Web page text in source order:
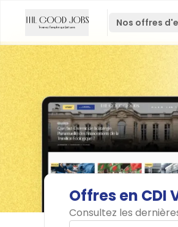
Nos offres
Offres en CDI
Consultez les
Rechercher par job,